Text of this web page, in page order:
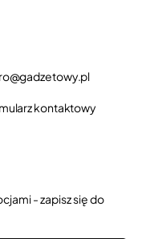
kontaktowy
- zapisz się do